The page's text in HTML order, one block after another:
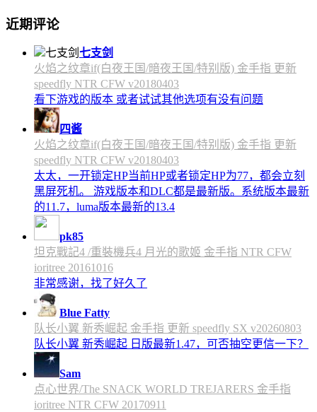
近期评论
七支剑
火焰之纹章if(白夜王国/暗夜王国/特别版) 金手指 更新
speedfly NTR CFW v20180403
看下游戏的版本 或者试试其他选项有没有问题
四酱
火焰之纹章if(白夜王国/暗夜王国/特别版) 金手指 更新
speedfly NTR CFW v20180403
太太，一开锁定HP当前HP或者锁定HP为77，都会立刻
黑屏死机。 游戏版本和DLC都是最新版。系统版本最新
的11.7，luma版本最新的13.4
pk85
坦克戰記4 /重裝機兵4 月光的歌姬 金手指 NTR CFW
ioritree 20161016
非常感谢，找了好久了
Blue Fatty
队长小翼 新秀崛起 金手指 更新 speedfly SX v20260803
队长小翼 新秀崛起 日版最新1.47，可否抽空更信一下？
Sam
点心世界/The SNACK WORLD TREJARERS 金手指
ioritree NTR CFW 20170911